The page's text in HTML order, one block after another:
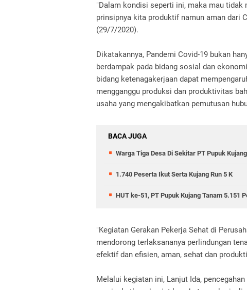
"Dalam kondisi seperti ini, maka mau tidak
prinsipnya kita produktif namun aman dari
(29/7/2020).
Dikatakannya, Pandemi Covid-19 bukan
berdampak pada bidang sosial dan
bidang ketenagakerjaan dapat
mengganggu produksi dan produktivitas
usaha yang mengakibatkan pemutusan
BACA JUGA
Warga Tiga Desa Di Sekitar PT Pupuk
1.740 Peserta Ikut Serta Kujang Run 5 K
HUT ke-51, PT Pupuk Kujang Tanam 5.151
"Kegiatan Gerakan Pekerja Sehat di
mendorong terlaksananya perlindungan
efektif dan efisien, aman, sehat dan
Melalui kegiatan ini, Lanjut Ida,